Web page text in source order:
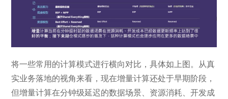
将一些常用的计算模式进行横向对比，具体如上图。从真
实业务落地的视角来看，现在增量计算还处于早期阶段，
但增量计算在分钟级延迟的数据场景、资源消耗、开发成